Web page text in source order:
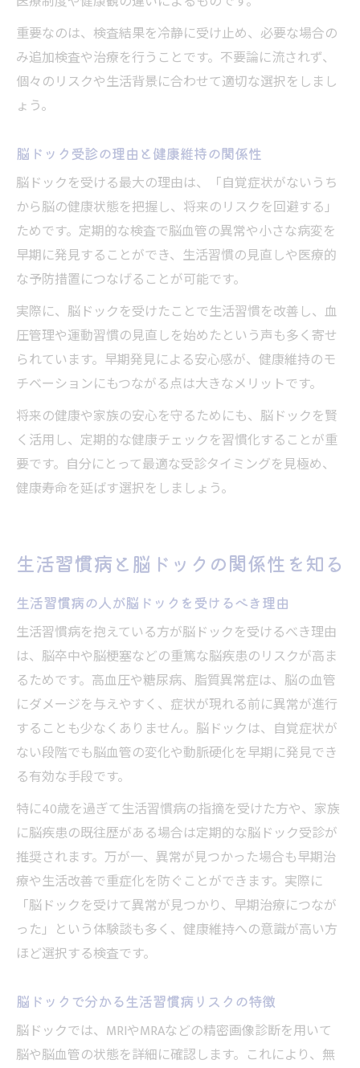
重要なのは、検査結果を冷静に受け止め、必要な場合の
み追加検査や治療を行うことです。不要論に流されず、
個々のリスクや生活背景に合わせて適切な選択をしまし
ょう。
脳ドック受診の理由と健康維持の関係性
脳ドックを受ける最大の理由は、「自覚症状がないうち
から脳の健康状態を把握し、将来のリスクを回避する」
ためです。定期的な検査で脳血管の異常や小さな病変を
早期に発見することができ、生活習慣の見直しや医療的
な予防措置につなげることが可能です。
実際に、脳ドックを受けたことで生活習慣を改善し、血
圧管理や運動習慣の見直しを始めたという声も多く寄せ
られています。早期発見による安心感が、健康維持のモ
チベーションにもつながる点は大きなメリットです。
将来の健康や家族の安心を守るためにも、脳ドックを賢
く活用し、定期的な健康チェックを習慣化することが重
要です。自分にとって最適な受診タイミングを見極め、
健康寿命を延ばす選択をしましょう。
生活習慣病と脳ドックの関係性を知る
生活習慣病の人が脳ドックを受けるべき理由
生活習慣病を抱えている方が脳ドックを受けるべき理由
は、脳卒中や脳梗塞などの重篤な脳疾患のリスクが高ま
るためです。高血圧や糖尿病、脂質異常症は、脳の血管
にダメージを与えやすく、症状が現れる前に異常が進行
することも少なくありません。脳ドックは、自覚症状が
ない段階でも脳血管の変化や動脈硬化を早期に発見でき
る有効な手段です。
特に40歳を過ぎて生活習慣病の指摘を受けた方や、家族
に脳疾患の既往歴がある場合は定期的な脳ドック受診が
推奨されます。万が一、異常が見つかった場合も早期治
療や生活改善で重症化を防ぐことができます。実際に
「脳ドックを受けて異常が見つかり、早期治療につなが
った」という体験談も多く、健康維持への意識が高い方
ほど選択する検査です。
脳ドックで分かる生活習慣病リスクの特徴
脳ドックでは、MRIやMRAなどの精密画像診断を用いて
脳や脳血管の状態を詳細に確認します。これにより、無